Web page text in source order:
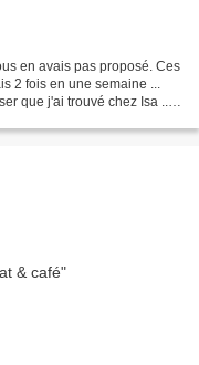
en avais pas proposé. Ces
2 fois en une semaine ...
que j'ai trouvé chez Isa ..